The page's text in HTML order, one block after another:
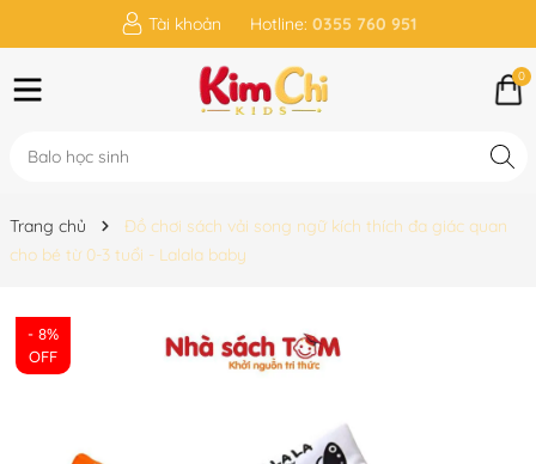
Tài khoản Hotline: 0355 760 951
0
Trang chủ
Đồ chơi sách vải song ngữ kích thích đa giác quan
cho bé từ 0-3 tuổi - Lalala baby
- 8%
OFF